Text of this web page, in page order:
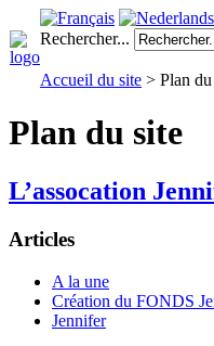
Rechercher...
Accueil du site > Plan
Plan du site
L’assocation
Articles
A la une
Création du FONDS
Jennifer